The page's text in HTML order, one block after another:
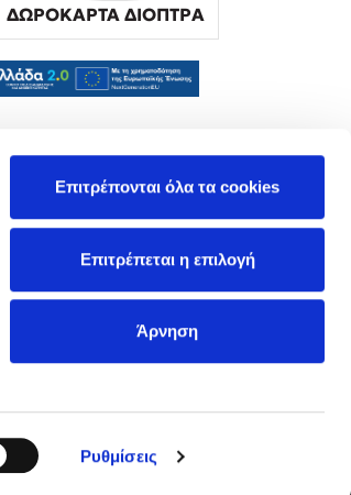
Ρυθμίσεις
Επιτρέπονται όλα τα cookies
Επιτρέπεται η επιλογή
Άρνηση
ΔΩΡΟΚΑΡΤΑ ΔΙΟΠΤΡΑ